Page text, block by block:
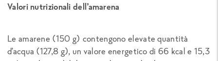
Valori nutrizionali dell’amarena
Le amarene (150 g) contengono elevate quantità
d’acqua (127,8 g), un valore energetico di 66 kcal e 15,3